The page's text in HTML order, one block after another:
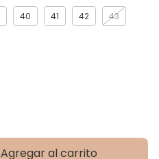
40 41 42 43